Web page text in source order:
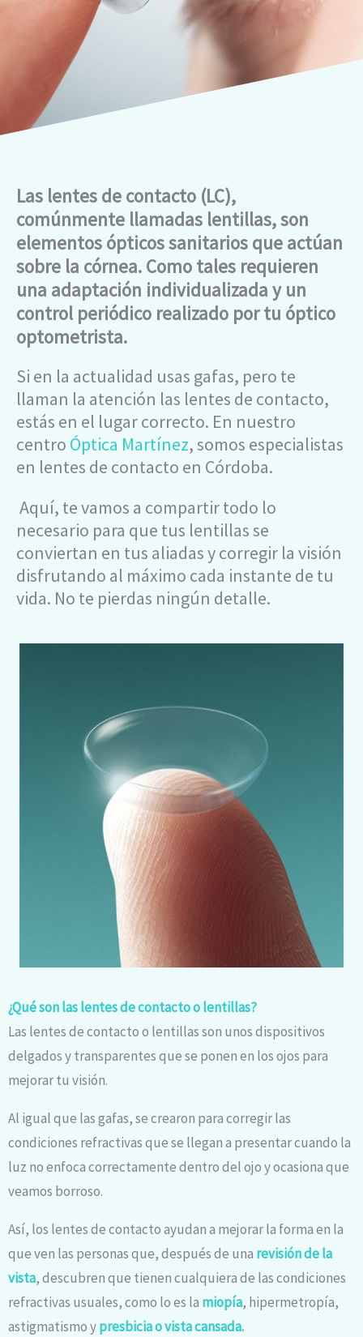
Las lentes de contacto (LC),
comúnmente llamadas lentillas, son
elementos ópticos sanitarios que actúan
sobre la córnea. Como tales requieren
una adaptación individualizada y un
control periódico realizado por tu óptico
optometrista.
Si en la actualidad usas gafas, pero te
llaman la atención las lentes de contacto,
estás en el lugar correcto. En nuestro
centro Óptica Martínez, somos especialistas
en lentes de contacto en Córdoba.
Aquí, te vamos a compartir todo lo
necesario para que tus lentillas se
conviertan en tus aliadas y corregir la visión
disfrutando al máximo cada instante de tu
vida. No te pierdas ningún detalle.
¿Qué son las lentes de contacto o lentillas?
Las lentes de contacto o lentillas son unos dispositivos
delgados y transparentes que se ponen en los ojos para
mejorar tu visión.
Al igual que las gafas, se crearon para corregir las
condiciones refractivas que se llegan a presentar cuando la
luz no enfoca correctamente dentro del ojo y ocasiona que
veamos borroso.
Así, los lentes de contacto ayudan a mejorar la forma en la
que ven las personas que, después de una revisión de la
vista, descubren que tienen cualquiera de las condiciones
refractivas usuales, como lo es la miopía, hipermetropía,
astigmatismo ypresbicia o vista cansada.